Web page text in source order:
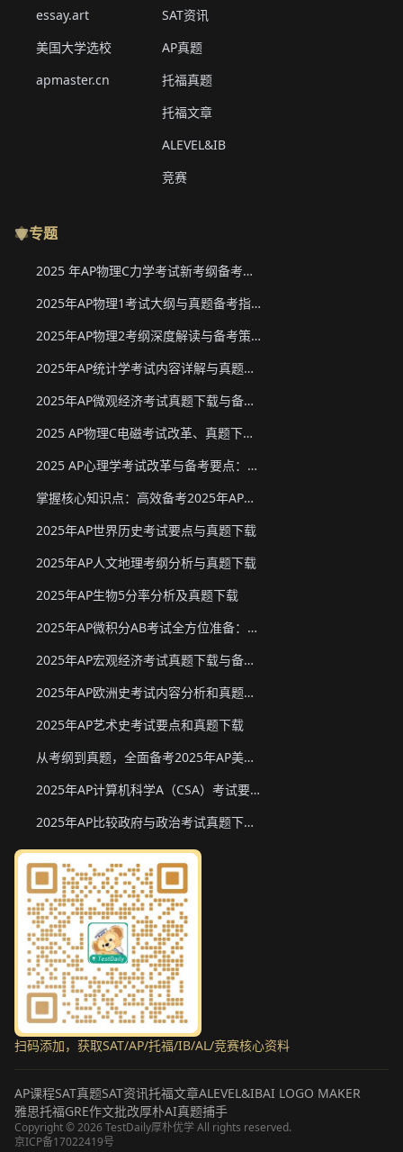
essay.art
美国大学选校
apmaster.cn
SAT资讯
AP真题
托福真题
托福文章
ALEVEL&IB
竞赛
专题
2025 年AP物理C力学考试新考纲备考要点与真题下载
2025年AP物理1考试大纲与真题备考指南
2025年AP物理2考纲深度解读与备考策略
2025年AP统计学考试内容详解与真题教材下载
2025年AP微观经济考试真题下载与备考要点
2025 AP物理C电磁考试改革、真题下载与备考要点
2025 AP心理学考试改革与备考要点：真题下载&教材推荐
掌握核心知识点：高效备考2025年AP化学
2025年AP世界历史考试要点与真题下载
2025年AP人文地理考纲分析与真题下载
2025年AP生物5分率分析及真题下载
2025年AP微积分AB考试全方位准备：真题资源、考试形式与策略
2025年AP宏观经济考试真题下载与备考要点
2025年AP欧洲史考试内容分析和真题下载
2025年AP艺术史考试要点和真题下载
从考纲到真题，全面备考2025年AP美国政府与政治
2025年AP计算机科学A（CSA）考试要点和真题下载
2025年AP比较政府与政治考试真题下载与备考要点
扫码添加，获取SAT/AP/托福/IB/AL/竞赛核心资料
AP课程SAT真题SAT资讯托福文章ALEVEL&IBAI LOGO MAKER
雅思托福GRE作文批改厚朴AI真题捕手
Copyright ©2026 TestDaily厚朴优学 All rights reserved.
京ICP备17022419号